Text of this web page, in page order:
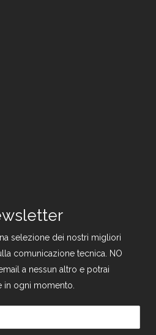
selezione dei nostri migliori
comunicazione tecnica. NO
a nessun altro e potrai
in ogni momento.